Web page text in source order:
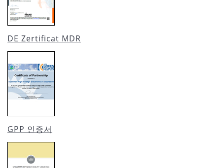
DE Zertificat MDR
GPP 인증서